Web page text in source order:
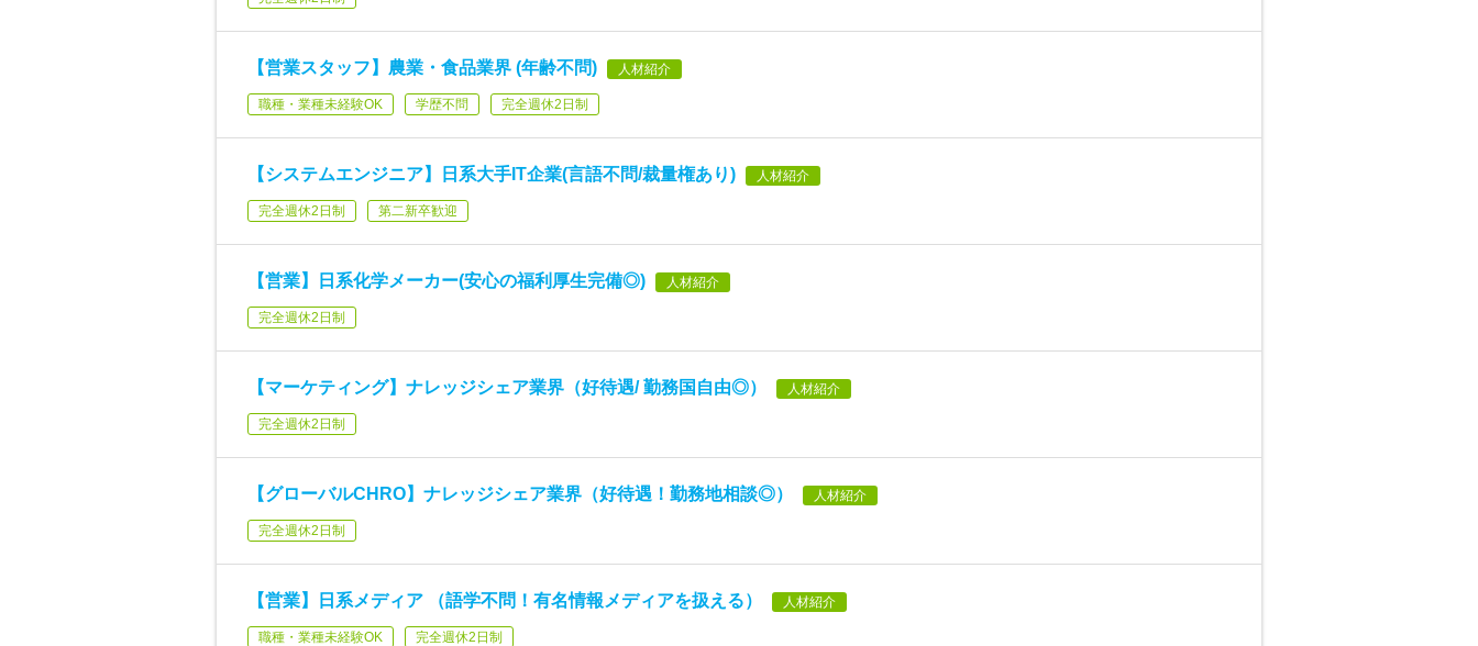
【営業スタッフ】農業・食品業界 (年齢不問) 人材紹介
職種・業種未経験OK 学歴不問 完全週休2日制
【システムエンジニア】日系大手IT企業(言語不問/裁量権あり) 人材紹介
完全週休2日制 第二新卒歓迎
【営業】日系化学メーカー(安心の福利厚生完備◎) 人材紹介
完全週休2日制
【マーケティング】ナレッジシェア業界（好待遇/ 勤務国自由◎） 人材紹介
完全週休2日制
【グローバルCHRO】ナレッジシェア業界（好待遇！勤務地相談◎） 人材紹介
完全週休2日制
【営業】日系メディア （語学不問！有名情報メディアを扱える） 人材紹介
職種・業種未経験OK 完全週休2日制